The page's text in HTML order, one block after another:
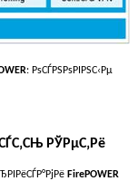
: РѕСЃРЅРѕРІРЅС‹Рµ
РЎРµС‚Рё
FirePOWER